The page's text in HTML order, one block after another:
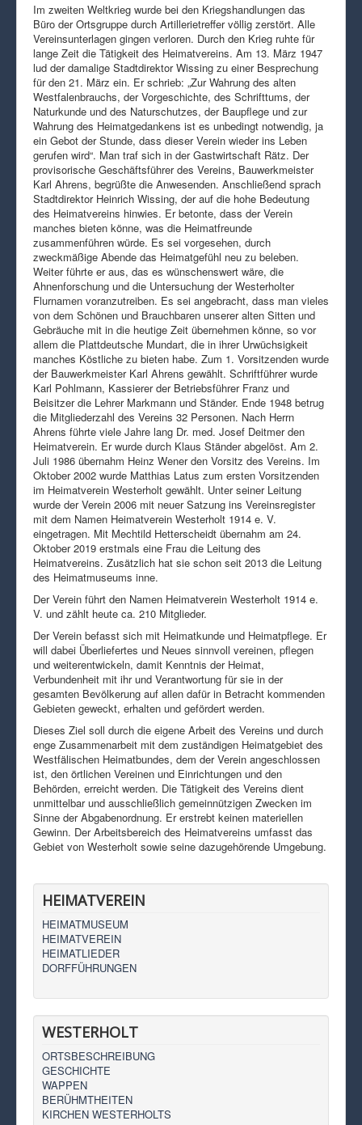
Im zweiten Weltkrieg wurde bei den Kriegshandlungen das
Büro der Ortsgruppe durch Artillerietreffer völlig zerstört. Alle
Vereinsunterlagen gingen verloren. Durch den Krieg ruhte für
lange Zeit die Tätigkeit des Heimatvereins. Am 13. März 1947
lud der damalige Stadtdirektor Wissing zu einer Besprechung
für den 21. März ein. Er schrieb: „Zur Wahrung des alten
Westfalenbrauchs, der Vorgeschichte, des Schrifttums, der
Naturkunde und des Naturschutzes, der Baupflege und zur
Wahrung des Heimatgedankens ist es unbedingt notwendig, ja
ein Gebot der Stunde, dass dieser Verein wieder ins Leben
gerufen wird“. Man traf sich in der Gastwirtschaft Rätz. Der
provisorische Geschäftsführer des Vereins, Bauwerkmeister
Karl Ahrens, begrüßte die Anwesenden. Anschließend sprach
Stadtdirektor Heinrich Wissing, der auf die hohe Bedeutung
des Heimatvereins hinwies. Er betonte, dass der Verein
manches bieten könne, was die Heimatfreunde
zusammenführen würde. Es sei vorgesehen, durch
zweckmäßige Abende das Heimatgefühl neu zu beleben.
Weiter führte er aus, das es wünschenswert wäre, die
Ahnenforschung und die Untersuchung der Westerholter
Flurnamen voranzutreiben. Es sei angebracht, dass man vieles
von dem Schönen und Brauchbaren unserer alten Sitten und
Gebräuche mit in die heutige Zeit übernehmen könne, so vor
allem die Plattdeutsche Mundart, die in ihrer Urwüchsigkeit
manches Köstliche zu bieten habe. Zum 1. Vorsitzenden wurde
der Bauwerkmeister Karl Ahrens gewählt. Schriftführer wurde
Karl Pohlmann, Kassierer der Betriebsführer Franz und
Beisitzer die Lehrer Markmann und Ständer. Ende 1948 betrug
die Mitgliederzahl des Vereins 32 Personen. Nach Herrn
Ahrens führte viele Jahre lang Dr. med. Josef Deitmer den
Heimatverein. Er wurde durch Klaus Ständer abgelöst. Am 2.
Juli 1986 übernahm Heinz Wener den Vorsitz des Vereins. Im
Oktober 2002 wurde Matthias Latus zum ersten Vorsitzenden
im Heimatverein Westerholt gewählt. Unter seiner Leitung
wurde der Verein 2006 mit neuer Satzung ins Vereinsregister
mit dem Namen Heimatverein Westerholt 1914 e. V.
eingetragen. Mit Mechtild Hetterscheidt übernahm am 24.
Oktober 2019 erstmals eine Frau die Leitung des
Heimatvereins. Zusätzlich hat sie schon seit 2013 die Leitung
des Heimatmuseums inne.
Der Verein führt den Namen Heimatverein Westerholt 1914 e.
V. und zählt heute ca. 210 Mitglieder.
Der Verein befasst sich mit Heimatkunde und Heimatpflege. Er
will dabei Überliefertes und Neues sinnvoll vereinen, pflegen
und weiterentwickeln, damit Kenntnis der Heimat,
Verbundenheit mit ihr und Verantwortung für sie in der
gesamten Bevölkerung auf allen dafür in Betracht kommenden
Gebieten geweckt, erhalten und gefördert werden.
Dieses Ziel soll durch die eigene Arbeit des Vereins und durch
enge Zusammenarbeit mit dem zuständigen Heimatgebiet des
Westfälischen Heimatbundes, dem der Verein angeschlossen
ist, den örtlichen Vereinen und Einrichtungen und den
Behörden, erreicht werden. Die Tätigkeit des Vereins dient
unmittelbar und ausschließlich gemeinnützigen Zwecken im
Sinne der Abgabenordnung. Er erstrebt keinen materiellen
Gewinn. Der Arbeitsbereich des Heimatvereins umfasst das
Gebiet von Westerholt sowie seine dazugehörende Umgebung.
HEIMATVEREIN
HEIMATMUSEUM
HEIMATVEREIN
HEIMATLIEDER
DORFFÜHRUNGEN
WESTERHOLT
ORTSBESCHREIBUNG
GESCHICHTE
WAPPEN
BERÜHMTHEITEN
KIRCHEN WESTERHOLTS